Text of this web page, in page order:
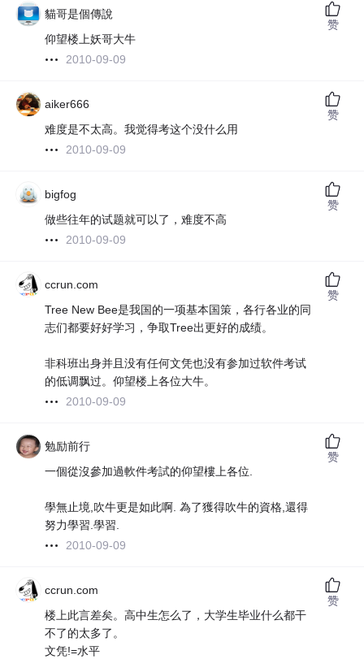
貓哥是個傳說
仰望楼上妖哥大牛
2010-09-09
赞
aiker666
难度是不太高。我觉得考这个没什么用
2010-09-09
赞
bigfog
做些往年的试题就可以了，难度不高
2010-09-09
赞
ccrun.com
Tree New Bee是我国的一项基本国策，各行各业的同
志们都要好好学习，争取Tree出更好的成绩。
非科班出身并且没有任何文凭也没有参加过软件考试
的低调飘过。仰望楼上各位大牛。
2010-09-09
赞
勉励前行
一個從沒參加過軟件考試的仰望樓上各位.
學無止境,吹牛更是如此啊. 為了獲得吹牛的資格,還得
努力學習.學習.
2010-09-09
赞
ccrun.com
楼上此言差矣。高中生怎么了，大学生毕业什么都干
不了的太多了。
文凭!=水平
赞